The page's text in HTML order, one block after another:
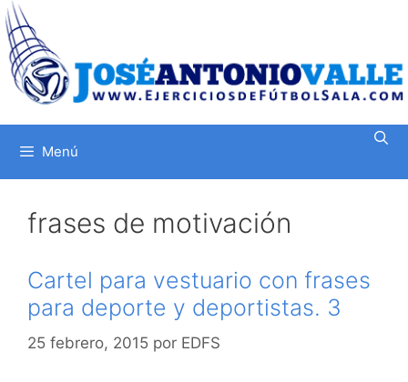
Saltar
al
contenido
Menú
frases de motivación
Cartel para vestuario con frases
para deporte y deportistas. 3
25 febrero, 2015 por EDFS